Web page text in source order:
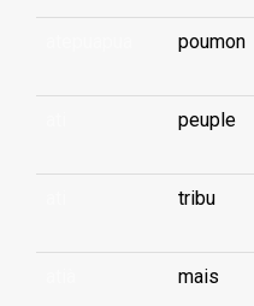
poumon
peuple
tribu
mais